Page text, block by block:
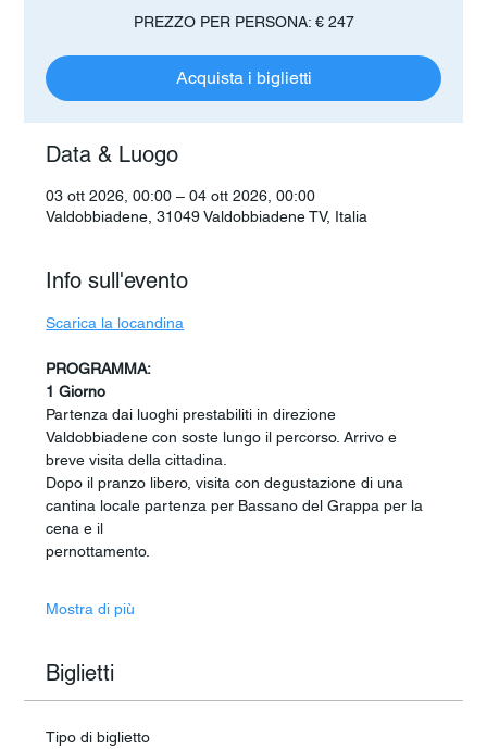
PREZZO PER PERSONA: € 247
Acquista i biglietti
Data & Luogo
03 ott 2026, 00:00 – 04 ott 2026, 00:00
Valdobbiadene, 31049 Valdobbiadene TV, Italia
Info sull'evento
Scarica la locandina
PROGRAMMA:
1 Giorno
Partenza dai luoghi prestabiliti in direzione
Valdobbiadene con soste lungo il percorso. Arrivo e
breve visita della cittadina.
Dopo il pranzo libero, visita con degustazione di una
cantina locale partenza per Bassano del Grappa per la
cena e il
pernottamento.
Mostra di più
Biglietti
Tipo di biglietto